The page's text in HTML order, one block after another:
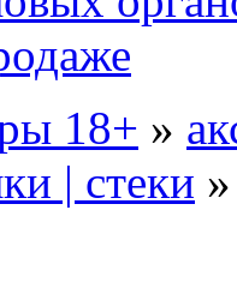
18+ »
| стеки